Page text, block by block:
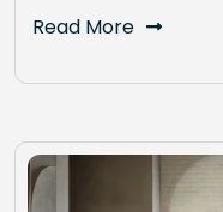
Read More